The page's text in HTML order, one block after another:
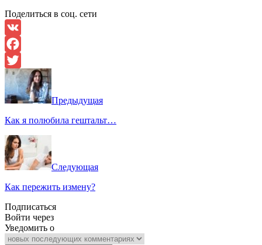
Поделиться в соц. сети
VK
Facebook
Twitter
Предыдущая
Как я полюбила гештальт…
Следующая
Как пережить измену?
Подписаться
Войти через
Уведомить о